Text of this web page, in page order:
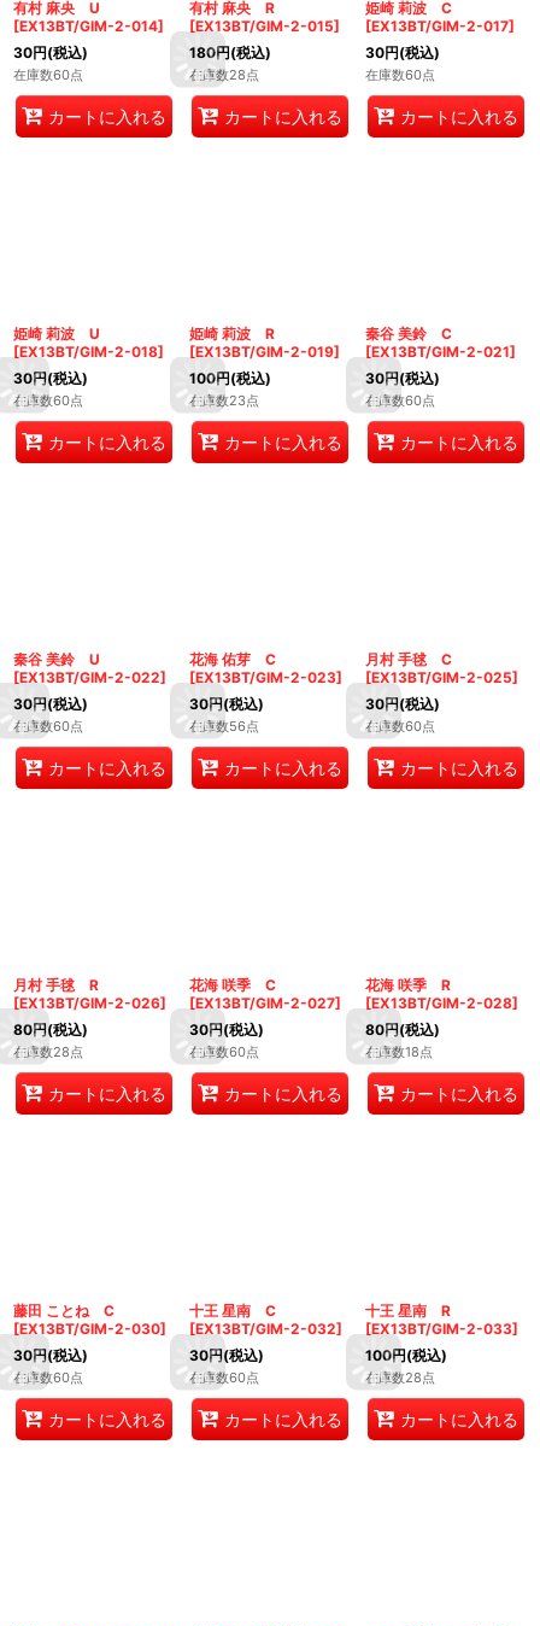
有村 麻央 U
[EX13BT/GIM-2-014]
30円(税込)
在庫数60点
カートに入れる
有村 麻央 R
[EX13BT/GIM-2-015]
180円(税込)
在庫数28点
カートに入れる
姫崎 莉波 C
[EX13BT/GIM-2-017]
30円(税込)
在庫数60点
カートに入れる
姫崎 莉波 U
[EX13BT/GIM-2-018]
30円(税込)
在庫数60点
カートに入れる
姫崎 莉波 R
[EX13BT/GIM-2-019]
100円(税込)
在庫数23点
カートに入れる
秦谷 美鈴 C
[EX13BT/GIM-2-021]
30円(税込)
在庫数60点
カートに入れる
秦谷 美鈴 U
[EX13BT/GIM-2-022]
30円(税込)
在庫数60点
カートに入れる
花海 佑芽 C
[EX13BT/GIM-2-023]
30円(税込)
在庫数56点
カートに入れる
月村 手毬 C
[EX13BT/GIM-2-025]
30円(税込)
在庫数60点
カートに入れる
月村 手毬 R
[EX13BT/GIM-2-026]
80円(税込)
在庫数28点
カートに入れる
花海 咲季 C
[EX13BT/GIM-2-027]
30円(税込)
在庫数60点
カートに入れる
花海 咲季 R
[EX13BT/GIM-2-028]
80円(税込)
在庫数18点
カートに入れる
藤田 ことね C
[EX13BT/GIM-2-030]
30円(税込)
在庫数60点
カートに入れる
十王 星南 C
[EX13BT/GIM-2-032]
30円(税込)
在庫数60点
カートに入れる
十王 星南 R
[EX13BT/GIM-2-033]
100円(税込)
在庫数28点
カートに入れる